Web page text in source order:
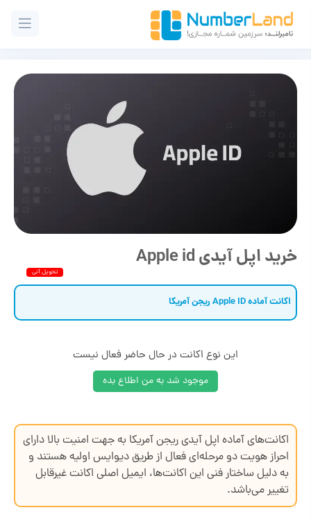
خرید اپل آیدی Apple id
اکانت آماده Apple ID ریجن آمریکا
این نوع اکانت در حال حاضر فعال نیست
موجود شد به من اطلاع بده
اکانت‌های آماده اپل آیدی ریجن آمریکا به جهت امنیت بالا دارای
احراز هویت دو مرحله‌ای فعال از طریق دیوایس اولیه هستند و
به دلیل ساختار فنی این اکانت‌ها، ایمیل اصلی اکانت غیرقابل
تغییر می‌باشد.